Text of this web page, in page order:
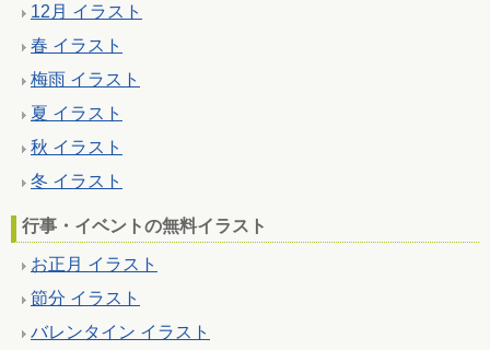
12月 イラスト
春 イラスト
梅雨 イラスト
夏 イラスト
秋 イラスト
冬 イラスト
行事・イベントの無料イラスト
お正月 イラスト
節分 イラスト
バレンタイン イラスト